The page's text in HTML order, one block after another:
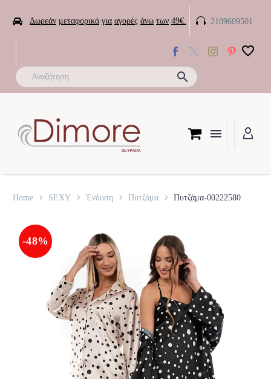
 Δωρεάν μεταφορικά για αγορές άνω των 49€. 
 2109609501
Home SEXY Ένδυση Πυτζάμα Πυτζάμα-00222580
-48%